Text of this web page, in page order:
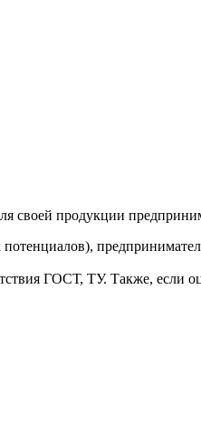
своей продукции
ГОСТ, ТУ. Также, если